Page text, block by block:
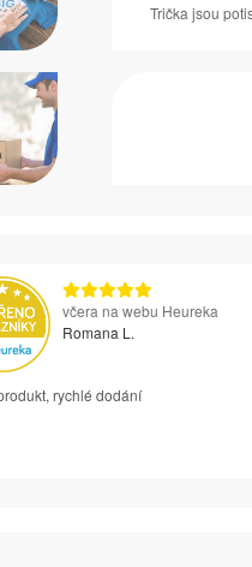
Trička jsou
včera na webu Heureka
Romana L.
rychlé dodání